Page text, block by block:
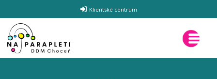
Klientské centrum